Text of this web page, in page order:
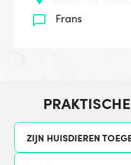
Frans
ZIJN HUISDIEREN